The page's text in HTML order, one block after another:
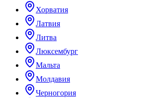
Хорватия
Латвия
Литва
Люксембург
Мальта
Молдавия
Черногория